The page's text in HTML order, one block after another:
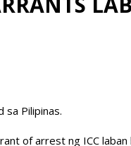
sa Pilipinas.
of arrest ng ICC laban